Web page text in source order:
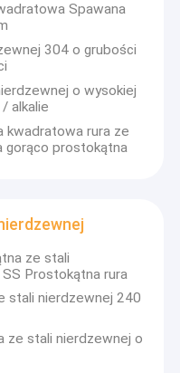
Spawana
304 o grubości
o wysokiej
alkalie
kwadratowa rura ze
gorąco prostokątna
ze stali
Prostokątna rura
stali nierdzewnej 240
ze stali nierdzewnej o
itp. Różnorodne
cyklotomowa,
biznesowa firmy:
taką samą
cenę, taką samą
produkt,
jakość, pełna